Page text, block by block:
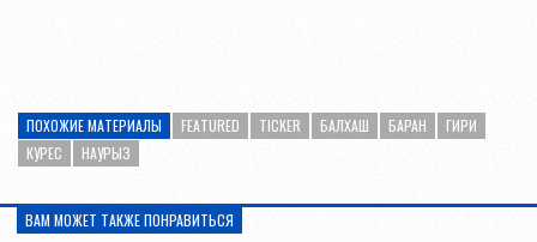
ПОХОЖИЕ МАТЕРИАЛЫ FEATURED TICKER БАЛХАШ БАРАН
ГИРИ
КУРЕС
НАУРЫЗ
ВАМ МОЖЕТ ТАКЖЕ ПОНРАВИТЬСЯ